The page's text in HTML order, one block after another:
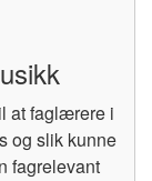
at faglærere i
og slik kunne
fagrelevant